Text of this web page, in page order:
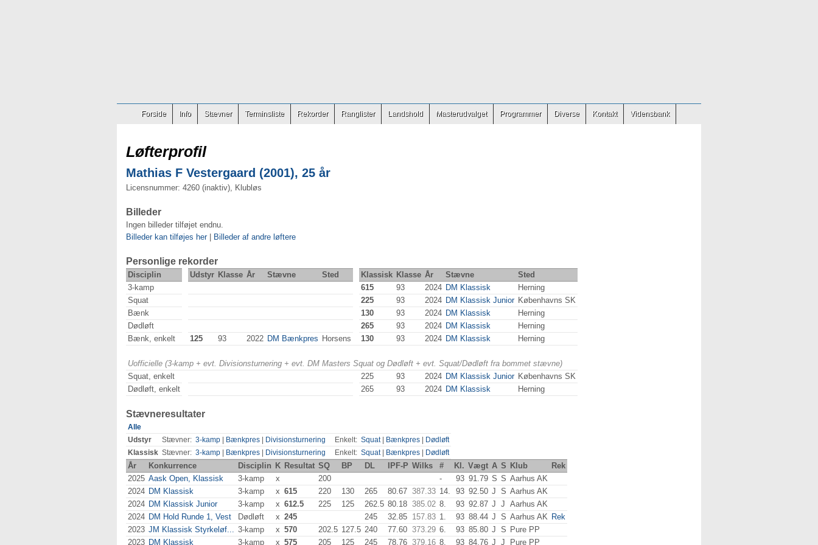
Forside Info Stævner Terminsliste Rekorder Ranglister Landshold Masterudvalget Programmer Diverse Kontakt Vidensbank
Løfterprofil
Mathias F Vestergaard (2001), 25 år
Licensnummer: 4260 (inaktiv), Klubløs
Billeder
Ingen billeder tilføjet endnu.
Billeder kan tilføjes her| Billeder af andre løftere
Personlige rekorder
Disciplin Udstyr Klasse År Stævne Sted Klassisk Klasse År Stævne
Sted
3-kamp
615 93 2024 DM Klassisk
Herning
Squat
225 93 2024 DM Klassisk Junior Københavns SK
Bænk
130 93 2024 DM Klassisk
Herning
Dødløft
265 93 2024 DM Klassisk
Herning
Bænk, enkelt
125 93 2022 DM Bænkpres Horsens 130 93 2024 DM Klassisk Herning
Uofficielle (3-kamp + evt. Divisionsturnering + evt. DM Masters Squat og Dødløft + evt. Squat/Dødløft fra bommet stævne)
Squat, enkelt
225 93 2024 DM Klassisk Junior Københavns SK
Dødløft, enkelt
265 93 2024 DM Klassisk Herning
Stævneresultater
Alle
Udstyr
Stævner: 3-kamp Bænkpres Divisionsturnering Enkelt: Squat| Bænkpres
Dødløft
Klassisk Stævner: 3-kamp Bænkpres Divisionsturnering Enkelt: Squat| Bænkpres Dødløft
År Konkurrence Disciplin K Resultat SQ BP DL IPF-P Wilks # Kl. Vægt A S Klub
Rek
2025 Aask Open, Klassisk 3-kamp x 200 - 93 91.79 S S Aarhus AK
2024 DM Klassisk 3-kamp x 615 220 130 265 80.67 387.33 14. 93 92.50 J S Aarhus AK
2024 DM Klassisk Junior 3-kamp x 612.5 225 125 262.5 80.18 385.02 8. 93 92.87 J J Aarhus AK
2024 DM Hold Runde 1, Vest Dødløft x 245 245 32.85 157.83 1. 93 88.44 J S Aarhus AK Rek
2023 JM Klassisk Styrkeløf... 3-kamp x 570 202.5 127.5 240 77.60 373.29 6. 93 85.80 J S Pure PP
2023 DM Klassisk 3-kamp x 575 205 125 245 78.76 379.16 8. 93 84.76 J J Pure PP